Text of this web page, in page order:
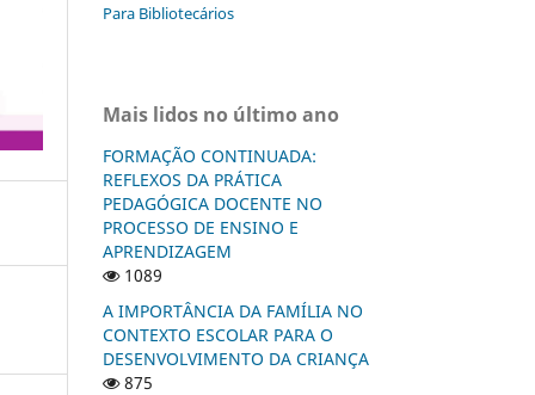
Para Bibliotecários
Mais lidos no último ano
FORMAÇÃO CONTINUADA:
REFLEXOS DA PRÁTICA
PEDAGÓGICA DOCENTE NO
PROCESSO DE ENSINO E
APRENDIZAGEM
1089
A IMPORTÂNCIA DA FAMÍLIA NO
CONTEXTO ESCOLAR PARA O
DESENVOLVIMENTO DA CRIANÇA
875